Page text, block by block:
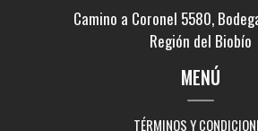
Camino a Coronel 5580,
Región del Biobío
MENÚ
TÉRMINOS Y